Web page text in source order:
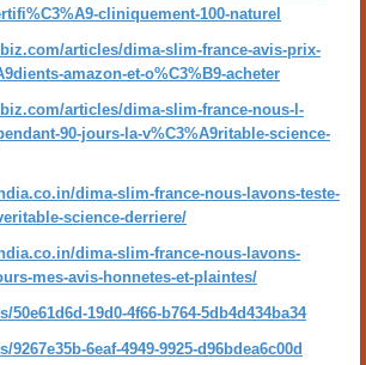
cliniquement-100-naturel
articles/dima-slim-france-avis-prix-
amazon-et-o%C3%B9-acheter
articles/dima-slim-france-nous-l-
90-jours-la-v%C3%A9ritable-science-
dima-slim-france-nous-lavons-teste-
science-derriere/
dima-slim-france-nous-lavons-
mes-avis-honnetes-et-plaintes/
19d0-4f66-b764-5db4d434ba34
6eaf-4949-9925-d96bdea6c00d